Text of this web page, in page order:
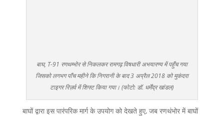
बाघ, T-91 रणथम्भोर से निकलकर रामगढ़ विषधारी अभयारण्य में पहुँच गया
जिसको लगभग पाँच महीने कि निगरानी के बाद 3 अप्रैल 2018 को मुकंदरा
टाइगर रिज़र्व में शिफ्ट किया गया। (फोटो: डॉ. धर्मेंद्र खांडल)
बाघों द्वारा इस पारंपरिक मार्ग के उपयोग को देखते हुए, जब रणथंभोर में बाघों